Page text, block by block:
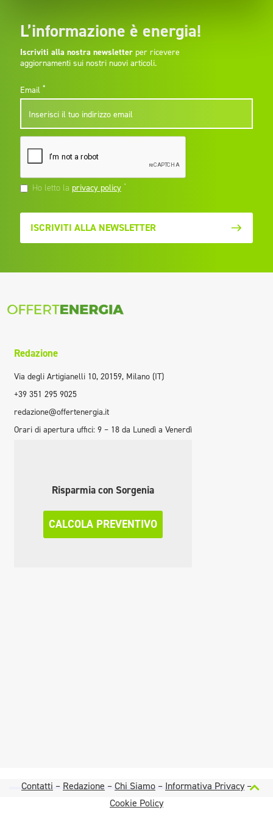
L’informazione è energia!
Iscriviti alla nostra newsletterper ricevere
aggiornamenti sui nostri nuovi articoli.
Email *
Ho letto la privacy policy *
ISCRIVITI ALLA NEWSLETTER
Redazione
Via degli Artigianelli 10, 20159, Milano (IT)
+39 351 295 9025
redazione@offertenergia.it
Orari di apertura uffici: 9 – 18 da Lunedì a Venerdì
Risparmia con Sorgenia
CALCOLA PREVENTIVO
Contatti – Redazione –Chi Siamo – Informativa Privacy–
Cookie Policy